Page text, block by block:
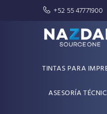
+52 55 47771900
TINTAS PARA
ASESORÍA